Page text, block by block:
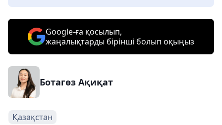
Google-ға қосылып,
жаңалықтарды бірінші болып оқыңыз
Ботагөз Ақиқат
Қазақстан